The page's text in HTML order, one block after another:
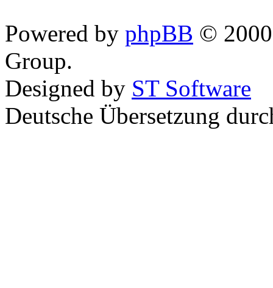
Powered by phpBB ©
Group.
Designed by ST Software
Deutsche Übersetzung